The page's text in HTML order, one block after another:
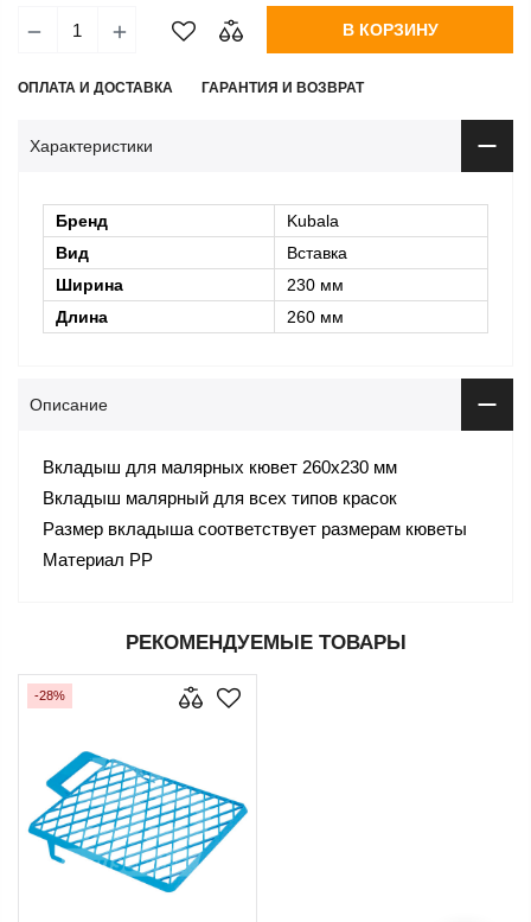
В КОРЗИНУ
ОПЛАТА И ДОСТАВКА ГАРАНТИЯ И ВОЗВРАТ
Характеристики
Бренд
Kubala
Вид
Вставка
Ширина
230 мм
Длина
260 мм
Описание
Вкладыш для малярных кювет 260x230 мм
Вкладыш малярный для всех типов красок
Размер вкладыша соответствует размерам кюветы
Материал PP
РЕКОМЕНДУЕМЫЕ ТОВАРЫ
-28%